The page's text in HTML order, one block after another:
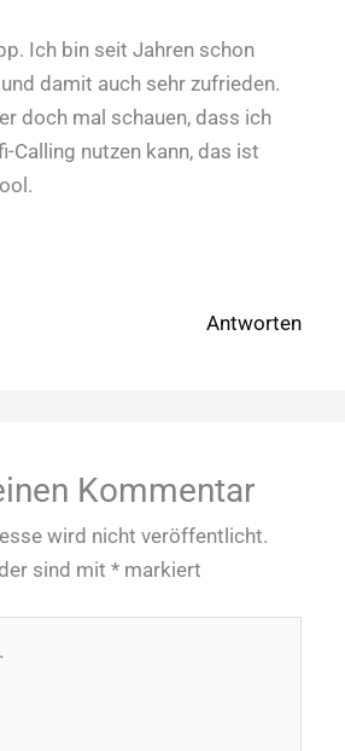
Ich bin seit Jahren schon
damit auch sehr zufrieden.
doch mal schauen, dass ich
Calling nutzen kann, das ist
Antworten
Kommentar
wird nicht veröffentlicht.
sind mit* markiert